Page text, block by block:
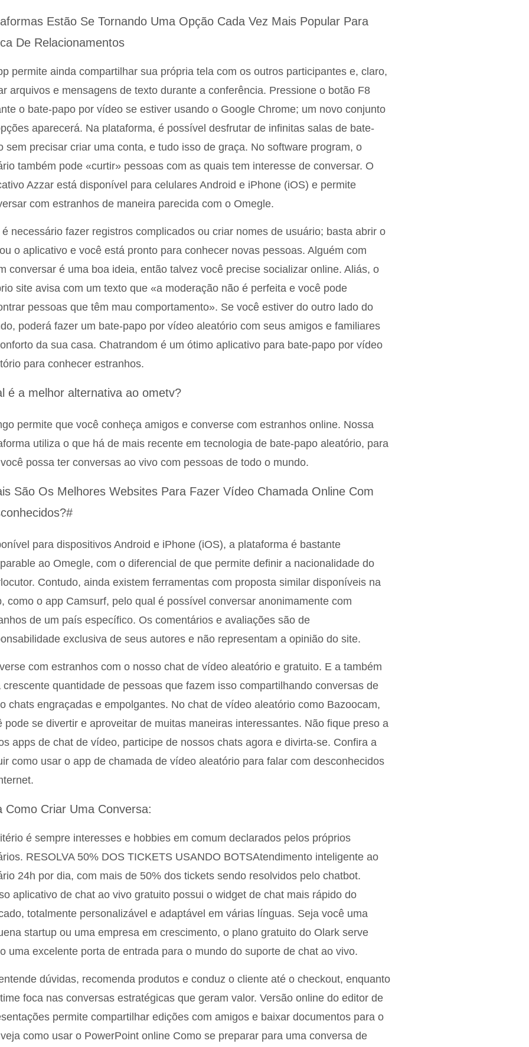
Estão Se Tornando Uma Opção Cada Vez Mais Popular Para
De Relacionamentos
permite ainda compartilhar sua própria tela com os outros participantes e, claro,
arquivos e mensagens de texto durante a conferência. Pressione o botão F8
o bate-papo por vídeo se estiver usando o Google Chrome; um novo conjunto
aparecerá. Na plataforma, é possível desfrutar de infinitas salas de bate-
sem precisar criar uma conta, e tudo isso de graça. No software program, o
também pode «curtir» pessoas com as quais tem interesse de conversar. O
Azzar está disponível para celulares Android e iPhone (iOS) e permite
com estranhos de maneira parecida com o Omegle.
é necessário fazer registros complicados ou criar nomes de usuário; basta abrir o
o aplicativo e você está pronto para conhecer novas pessoas. Alguém com
conversar é uma boa ideia, então talvez você precise socializar online. Aliás, o
site avisa com um texto que «a moderação não é perfeita e você pode
pessoas que têm mau comportamento». Se você estiver do outro lado do
poderá fazer um bate-papo por vídeo aleatório com seus amigos e familiares
da sua casa. Chatrandom é um ótimo aplicativo para bate-papo por vídeo
para conhecer estranhos.
é a melhor alternativa ao ometv?
permite que você conheça amigos e converse com estranhos online. Nossa
utiliza o que há de mais recente em tecnologia de bate-papo aleatório, para
possa ter conversas ao vivo com pessoas de todo o mundo.
São Os Melhores Websites Para Fazer Vídeo Chamada Online Com
para dispositivos Android e iPhone (iOS), a plataforma é bastante
ao Omegle, com o diferencial de que permite definir a nacionalidade do
Contudo, ainda existem ferramentas com proposta similar disponíveis na
como o app Camsurf, pelo qual é possível conversar anonimamente com
de um país específico. Os comentários e avaliações são de
exclusiva de seus autores e não representam a opinião do site.
com estranhos com o nosso chat de vídeo aleatório e gratuito. E a também
crescente quantidade de pessoas que fazem isso compartilhando conversas de
chats engraçadas e empolgantes. No chat de vídeo aleatório como Bazoocam,
pode se divertir e aproveitar de muitas maneiras interessantes. Não fique preso a
apps de chat de vídeo, participe de nossos chats agora e divirta-se. Confira a
como usar o app de chamada de vídeo aleatório para falar com desconhecidos
Como Criar Uma Conversa:
é sempre interesses e hobbies em comum declarados pelos próprios
RESOLVA 50% DOS TICKETS USANDO BOTSAtendimento inteligente ao
24h por dia, com mais de 50% dos tickets sendo resolvidos pelo chatbot.
aplicativo de chat ao vivo gratuito possui o widget de chat mais rápido do
totalmente personalizável e adaptável em várias línguas. Seja você uma
startup ou uma empresa em crescimento, o plano gratuito do Olark serve
uma excelente porta de entrada para o mundo do suporte de chat ao vivo.
dúvidas, recomenda produtos e conduz o cliente até o checkout, enquanto
foca nas conversas estratégicas que geram valor. Versão online do editor de
permite compartilhar edições com amigos e baixar documentos para o
como usar o PowerPoint online Como se preparar para uma conversa de